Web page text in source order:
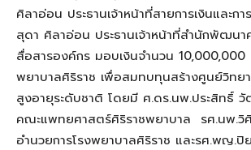
ศิลาอ่อน ประธานเจ้าหน้าที่สายการเงินและ
สุดา ศิลาอ่อน ประธานเจ้าหน้าที่สำนักพัฒนา
สื่อสารองค์กร มอบเงินจำนวน 10,000,000
พยาบาลศิริราช เพื่อสมทบทุนสร้างศูนย์วิทยา
สูงอายุระดับชาติ โดยมี ศ.ดร.นพ.ประสิทธิ์
คณะแพทยศาสตร์ศิริราชพยาบาล รศ.นพ.
อำนวยการโรงพยาบาลศิริราช และรศ.พญ.ปิ